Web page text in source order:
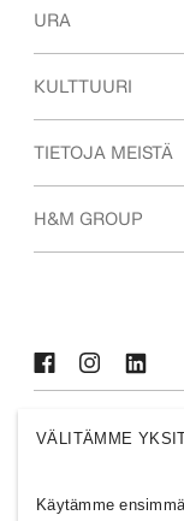
URA
Tutustu
KULTTUURI
Kulttuurimme &
TIETOJA MEISTÄ
Keitä me olemme
H&M GROUP
FINLAND
Cookies
VÄLITÄMME
Käytämme